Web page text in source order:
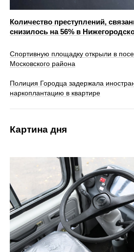
Количество преступлений,
снизилось на 56% в
Спортивную площадку открыли в
Московского района
Полиция Городца задержала
наркоплантацию в квартире
Картина дня